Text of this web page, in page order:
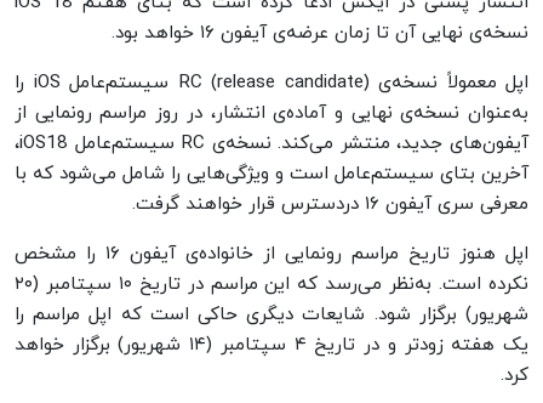
نسخه‌ی نهایی آن تا زمان عرضه‌ی آیفون ۱۶ خواهد بود.
اپل معمولاً نسخه‌ی RC (release candidate) سیستم‌عامل iOS را
به‌عنوان نسخه‌ی نهایی و آماده‌ی انتشار، در روز مراسم رونمایی از
آیفون‌های جدید، منتشر می‌کند. نسخه‌ی RC سیستم‌عامل iOS18،
آخرین بتای سیستم‌عامل است و ویژگی‌هایی را شامل می‌شود که با
معرفی سری آیفون ۱۶ دردسترس قرار خواهند گرفت.
اپل هنوز تاریخ مراسم رونمایی از خانواده‌ی آیفون ۱۶ را مشخص
نکرده است. به‌نظر می‌رسد که این مراسم در تاریخ ۱۰ سپتامبر (۲۰
شهریور) برگزار شود. شایعات دیگری حاکی است که اپل مراسم را
یک هفته زودتر و در تاریخ ۴ سپتامبر (۱۴ شهریور) برگزار خواهد
کرد.